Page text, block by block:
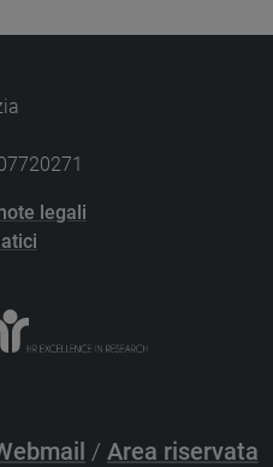
legali
/ Area riservata